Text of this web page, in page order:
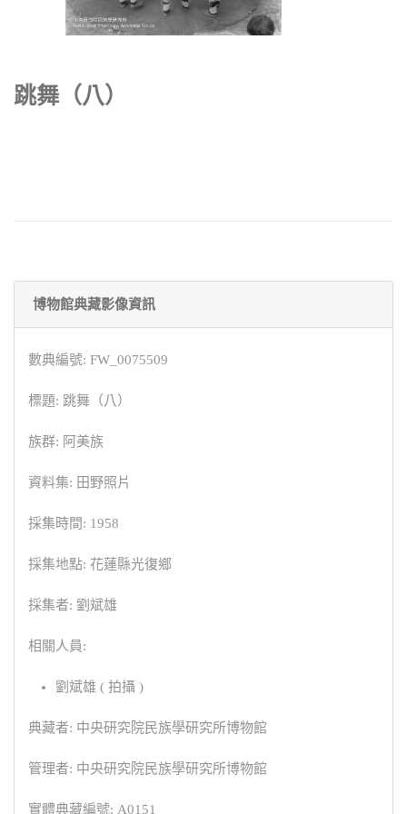
跳舞（八）
博物館典藏影像資訊
數典編號: FW_0075509
標題: 跳舞（八）
族群: 阿美族
資料集: 田野照片
採集時間: 1958
採集地點: 花蓮縣光復鄉
採集者: 劉斌雄
相關人員:
劉斌雄 ( 拍攝 )
典藏者: 中央研究院民族學研究所博物館
管理者: 中央研究院民族學研究所博物館
實體典藏編號: A0151